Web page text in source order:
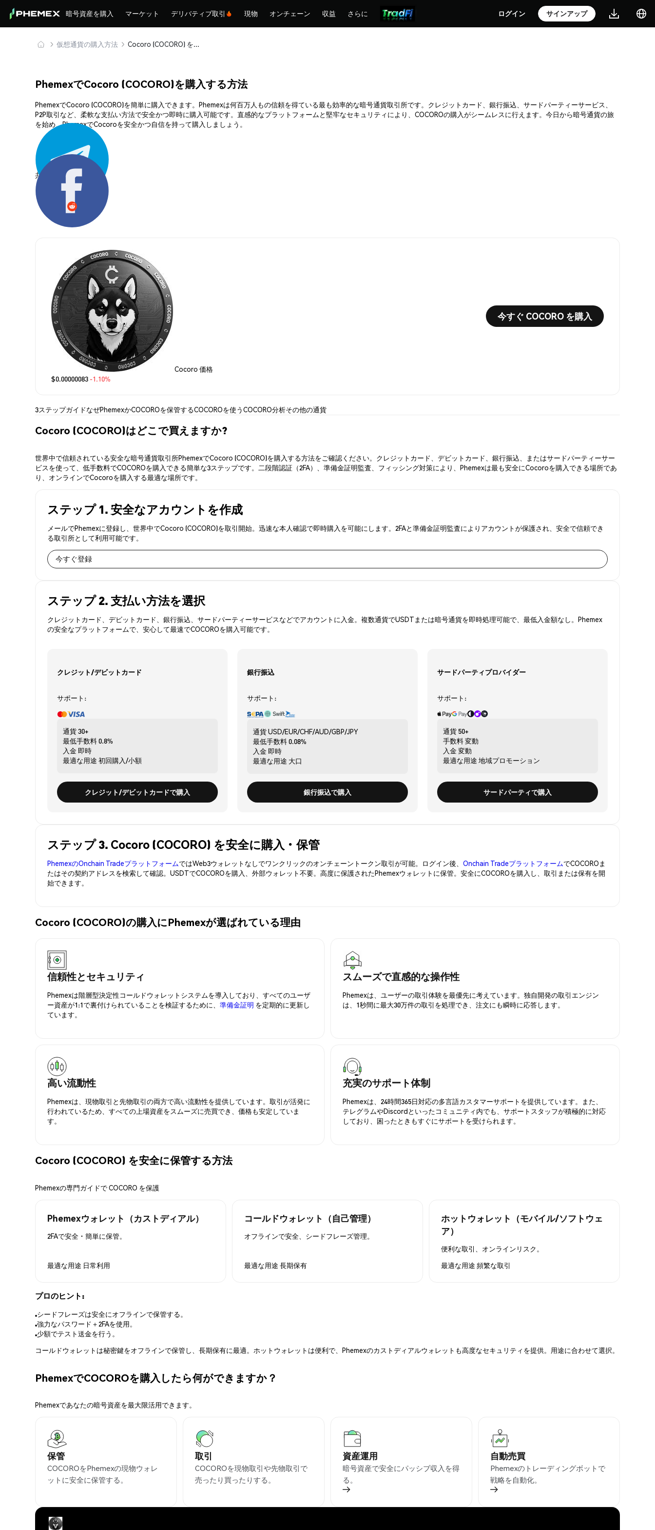
暗号資産を購入 マーケット デリバティブ取引 現物 オンチェーン 収益 さらに ログイン サインアップ
仮想通貨の購入方法 Cocoro (COCORO) を安全に購入・保管
PhemexでCocoro (COCORO)を購入する方法
PhemexでCocoro (COCORO)を簡単に購入できます。Phemexは何百万人もの信頼を得ている最も効率的な暗号通貨取引所です。クレジットカード、銀行振込、サードパーティーサービス、
P2P取引など、柔軟な支払い方法で安全かつ即時に購入可能です。直感的なプラットフォームと堅牢なセキュリティにより、COCOROの購入がシームレスに行えます。今日から暗号通貨の旅
を始め、PhemexでCocoroを安全かつ自信を持って購入しましょう。
共有する:
Cocoro 価格
$0.00000083 -1.10%
今すぐ COCORO を購入
3ステップガイドなぜPhemexかCOCOROを保管するCOCOROを使うCOCORO分析その他の通貨
Cocoro (COCORO)はどこで買えますか?
世界中で信頼されている安全な暗号通貨取引所PhemexでCocoro (COCORO)を購入する方法をご確認ください。クレジットカード、デビットカード、銀行振込、またはサードパーティーサー
ビスを使って、低手数料でCOCOROを購入できる簡単な3ステップです。二段階認証（2FA）、準備金証明監査、フィッシング対策により、Phemexは最も安全にCocoroを購入できる場所であ
り、オンラインでCocoroを購入する最適な場所です。
ステップ 1. 安全なアカウントを作成
メールでPhemexに登録し、世界中でCocoro (COCORO)を取引開始。迅速な本人確認で即時購入を可能にします。2FAと準備金証明監査によりアカウントが保護され、安全で信頼でき
る取引所として利用可能です。
今すぐ登録
ステップ 2. 支払い方法を選択
クレジットカード、デビットカード、銀行振込、サードパーティーサービスなどでアカウントに入金。複数通貨でUSDTまたは暗号通貨を即時処理可能で、最低入金額なし。Phemex
の安全なプラットフォームで、安心して最速でCOCOROを購入可能です。
クレジット/デビットカード
サポート:
通貨30+
最低手数料0.8%
入金 即時
最適な用途 初回購入/小額
クレジット/デビットカードで購入
銀行振込
サポート:
通貨USD/EUR/CHF/AUD/GBP/JPY
最低手数料0.08%
入金 即時
最適な用途 大口
銀行振込で購入
サードパーティプロバイダー
サポート:
通貨 50+
手数料変動
入金 変動
最適な用途 地域プロモーション
サードパーティで購入
ステップ 3. Cocoro (COCORO) を安全に購入・保管
PhemexのOnchain TradeプラットフォームではWeb3ウォレットなしでワンクリックのオンチェーントークン取引が可能。ログイン後、 Onchain TradeプラットフォームでCOCOROま
たはその契約アドレスを検索して確認。USDTでCOCOROを購入、外部ウォレット不要。高度に保護されたPhemexウォレットに保管。安全にCOCOROを購入し、取引または保有を開
始できます。
Cocoro (COCORO)の購入にPhemexが選ばれている理由
信頼性とセキュリティ
Phemexは階層型決定性コールドウォレットシステムを導入しており、すべてのユーザ
ー資産が1:1で裏付けられていることを検証するために、 準備金証明 を定期的に更新し
ています。
スムーズで直感的な操作性
Phemexは、ユーザーの取引体験を最優先に考えています。独自開発の取引エンジン
は、1秒間に最大30万件の取引を処理でき、注文にも瞬時に応答します。
高い流動性
Phemexは、現物取引と先物取引の両方で高い流動性を提供しています。取引が活発に
行われているため、すべての上場資産をスムーズに売買でき、価格も安定していま
す。
充実のサポート体制
Phemexは、24時間365日対応の多言語カスタマーサポートを提供しています。また、
テレグラムやDiscordといったコミュニティ内でも、サポートスタッフが積極的に対応
しており、困ったときもすぐにサポートを受けられます。
Cocoro (COCORO) を安全に保管する方法
Phemexの専門ガイドで COCORO を保護
Phemexウォレット（カストディアル）
2FAで安全・簡単に保管。
最適な用途 日常利用
コールドウォレット（自己管理）
オフラインで安全、シードフレーズ管理。
最適な用途 長期保有
ホットウォレット（モバイル/ソフトウェ
ア）
便利な取引、オンラインリスク。
最適な用途 頻繁な取引
プロのヒント:
シードフレーズは安全にオフラインで保管する。
強力なパスワード＋2FAを使用。
少額でテスト送金を行う。
コールドウォレットは秘密鍵をオフラインで保管し、長期保有に最適。ホットウォレットは便利で、Phemexのカストディアルウォレットも高度なセキュリティを提供。用途に合わせて選択。
PhemexでCOCOROを購入したら何ができますか？
Phemexであなたの暗号資産を最大限活用できます。
保管
COCOROをPhemexの現物ウォレ
ットに安全に保管する。
取引
COCOROを現物取引や先物取引で
売ったり買ったりする。
資産運用
暗号資産で安全にパッシブ収入を得
る。
自動売買
Phemexのトレーディングボットで
戦略を自動化。